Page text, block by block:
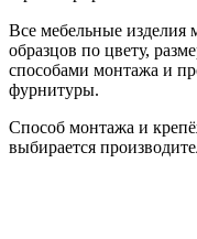
Все мебельные изделия
образцов по цвету,
способами монтажа и
фурнитуры.
Способ монтажа и
выбирается